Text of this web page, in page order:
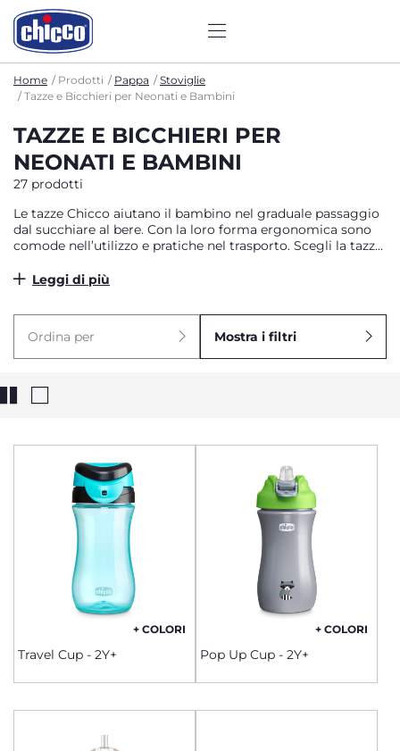
Home Prodotti Pappa
Stoviglie
Tazze e Bicchieri per Neonati e Bambini
TAZZE E BICCHIERI PER
NEONATI E BAMBINI
27 prodotti
Le tazze Chicco aiutano il bambino nel graduale passaggio
dal succhiare al bere. Con la loro forma ergonomica sono
comode nell’utilizzo e pratiche nel trasporto. Scegli la tazza
Leggi di più
Ordina per Mostra i filtri
+ COLORI
Travel Cup - 2Y+
+ COLORI
Pop Up Cup - 2Y+